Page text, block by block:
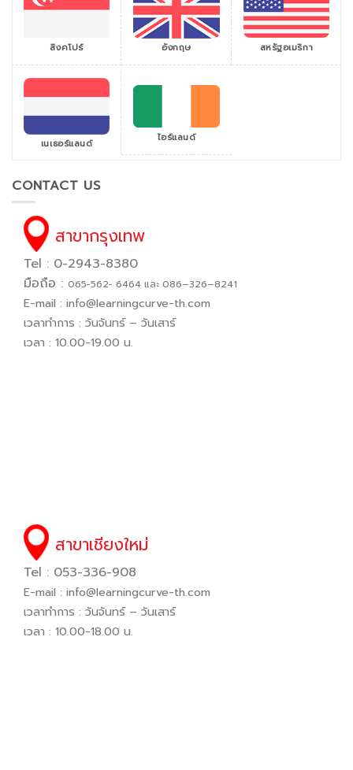
สิงคโปร์ อังกฤษ สหรัฐอเมริกา
เนเธอร์แลนด์ ไอร์แลนด์
CONTACT US
สาขากรุงเทพ
Tel : 0-2943-8380
มือถือ : 065−562− 6464 และ 086–326–8241
E-mail : info@learningcurve-th.com
เวลาทำการ : วันจันทร์ – วันเสาร์
เวลา : 10.00-19.00 น.
สาขาเชียงใหม่
Tel : 053-336-908
E-mail : info@learningcurve-th.com
เวลาทำการ : วันจันทร์ – วันเสาร์
เวลา : 10.00-18.00 น.